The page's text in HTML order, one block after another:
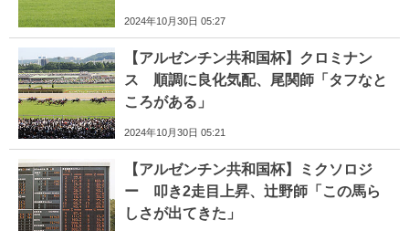
2024年10月30日 05:27
【アルゼンチン共和国杯】クロミナン
ス 順調に良化気配、尾関師「タフなと
ころがある」
2024年10月30日 05:21
【アルゼンチン共和国杯】ミクソロジ
ー 叩き2走目上昇、辻野師「この馬ら
しさが出てきた」